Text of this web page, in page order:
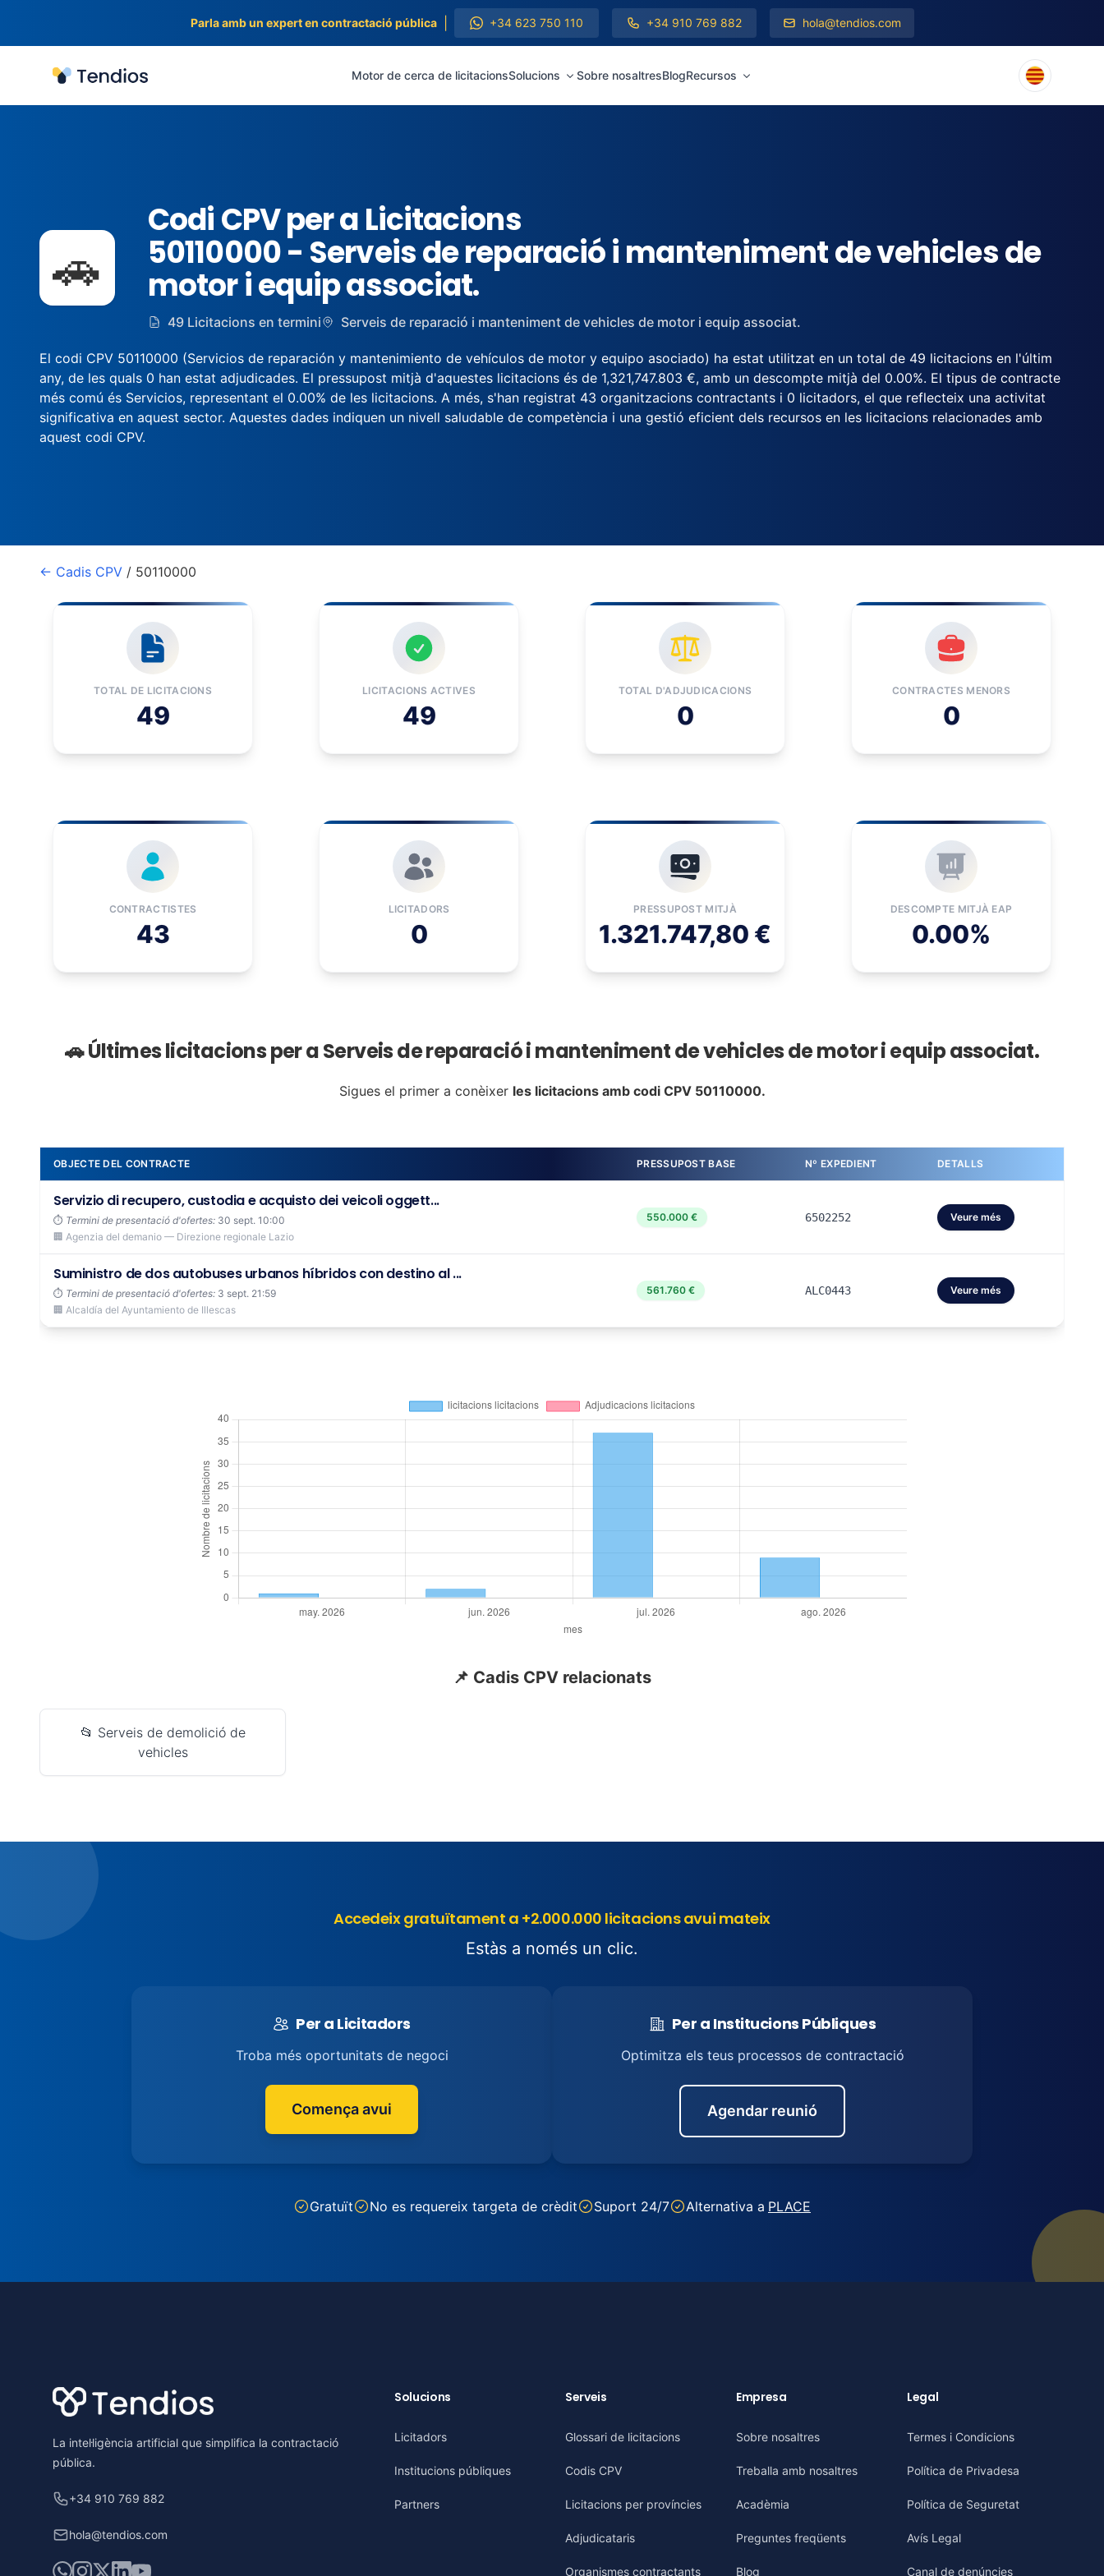
Parla amb un expert en contractació pública +34 623 750 110 +34 910 769 882 hola@tendios.com
Tendios Motor de cerca de licitacionsSolucions Sobre nosaltresBlogRecursos
🚗
Codi CPV per a Licitacions
50110000 - Serveis de reparació i manteniment de vehicles de
motor i equip associat.
49 Licitacions en termini Serveis de reparació i manteniment de vehicles de motor i equip associat.
El codi CPV 50110000 (Servicios de reparación y mantenimiento de vehículos de motor y equipo asociado) ha estat utilitzat en un total de 49 licitacions en l'últim
any, de les quals 0 han estat adjudicades. El pressupost mitjà d'aquestes licitacions és de 1,321,747.803 €, amb un descompte mitjà del 0.00%. El tipus de contracte
més comú és Servicios, representant el 0.00% de les licitacions. A més, s'han registrat 43 organitzacions contractants i 0 licitadors, el que reflecteix una activitat
significativa en aquest sector. Aquestes dades indiquen un nivell saludable de competència i una gestió eficient dels recursos en les licitacions relacionades amb
aquest codi CPV.
← Cadis CPV / 50110000
TOTAL DE LICITACIONS
49
LICITACIONS ACTIVES
49
TOTAL D'ADJUDICACIONS
0
CONTRACTES MENORS
0
CONTRACTISTES
43
LICITADORS
0
PRESSUPOST MITJÀ
1.321.747,80 €
DESCOMPTE MITJÀ EAP
0.00%
🚗 Últimes licitacions per a Serveis de reparació i manteniment de vehicles de motor i equip associat.
Sigues el primer a conèixer les licitacions amb codi CPV 50110000.
OBJECTE DEL CONTRACTE PRESSUPOST BASE Nº EXPEDIENT DETALLS
Servizio di recupero, custodia e acquisto dei veicoli oggett...
⏱️ Termini de presentació d'ofertes: 30 sept. 10:00
🏢 Agenzia del demanio — Direzione regionale Lazio
550.000 € 6502252 Veure més
Suministro de dos autobuses urbanos híbridos con destino al ...
⏱️ Termini de presentació d'ofertes: 3 sept. 21:59
🏢 Alcaldía del Ayuntamiento de Illescas
561.760 € ALC0443 Veure més
📌 Cadis CPV relacionats
📂 Serveis de demolició de
vehicles
Accedeix gratuïtament a +2.000.000 licitacions avui mateix
Estàs a només un clic.
Per a Licitadors
Troba més oportunitats de negoci
Comença avui
Per a Institucions Públiques
Optimitza els teus processos de contractació
Agendar reunió
Gratuït No es requereix targeta de crèdit Suport 24/7 Alternativa a PLACE
La intel·ligència artificial que simplifica la contractació
pública.
+34 910 769 882
hola@tendios.com
WhatsApp
Instagram
X LinkedIn
YouTube
Solucions
Licitadors
Institucions públiques
Partners
Serveis
Glossari de licitacions
Codis CPV
Licitacions per províncies
Adjudicataris
Organismes contractants
Empresa
Sobre nosaltres
Treballa amb nosaltres
Acadèmia
Preguntes freqüents
Blog
Legal
Termes i Condicions
Política de Privadesa
Política de Seguretat
Avís Legal
Canal de denúncies